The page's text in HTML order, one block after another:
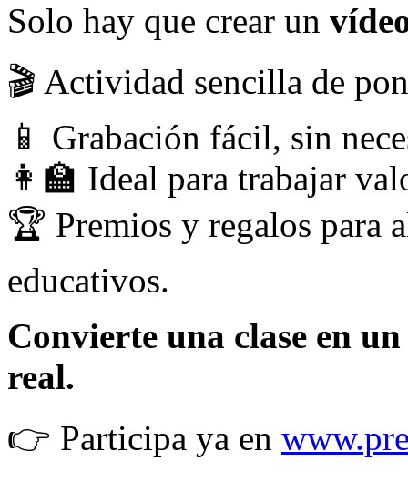
Solo hay que crear un
🎬 Actividad sencilla de
📱 Grabación fácil, sin
👩‍🏫 Ideal para trabajar
🏆 Premios y regalos para
educativos.
Convierte una clase en
real.
👉 Participa ya en